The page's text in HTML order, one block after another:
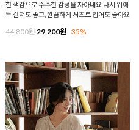
한 색감으로 수수한 감성을 자아내요 나시 위에
툭 걸쳐도 좋고, 깔끔하게 셔츠로 입어도 좋아요
44,800원29,200원 35%